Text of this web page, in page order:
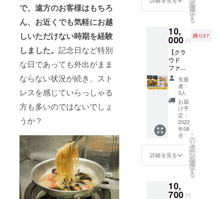
で、 遠方のお客様はもちろ
ん、お近くでも気軽にお越
しいただけない時期を経験
しました。 記念日など特別
な日であっても外出がまま
ならない状況が続き、スト
レスを感じていらっしゃる
方も多いのではないでしょ
うか？
リング提案
のこと特別
な日にも使
いやすく、
プライベー
ト空間と体
験をご提供
してます。
6～8名規模
(最大12名)で
貸切が出来
て、自分達
を作ること
お料理も3つ
ウント
に登録
ができ
る権利
付きで
す。 ■
商品内
容■ ・
紅ずわ
い蟹と
ほうれ
ん草の
カニ味
噌ク
リー
ム
(270g×
1PC) ・
ルク
フェッ
フト
ビール
セッ
ト】 通
常パス
タソー
ス3種の
セット
はあり
ません
が、ク
ラウド
ファン
ディン
グ限定
で特別
セット
をご提
供しま
のお店
に予約
を
選
択
す
る
10,
000 円
残り27
【クラ
ウド
ファン
ディン
グ限定
パスタ
ソース3
種＋特
製バー
ニャカ
ウダ
ソース
＋鮮魚
のクラ
フト
ビール
アン
チョビ
支援
者：
3人
お届
け予
定：
2022
年08
月
詳細を見る
こ
の
リ
タ
ー
ン
を
選
択
す
る
10,
700 円